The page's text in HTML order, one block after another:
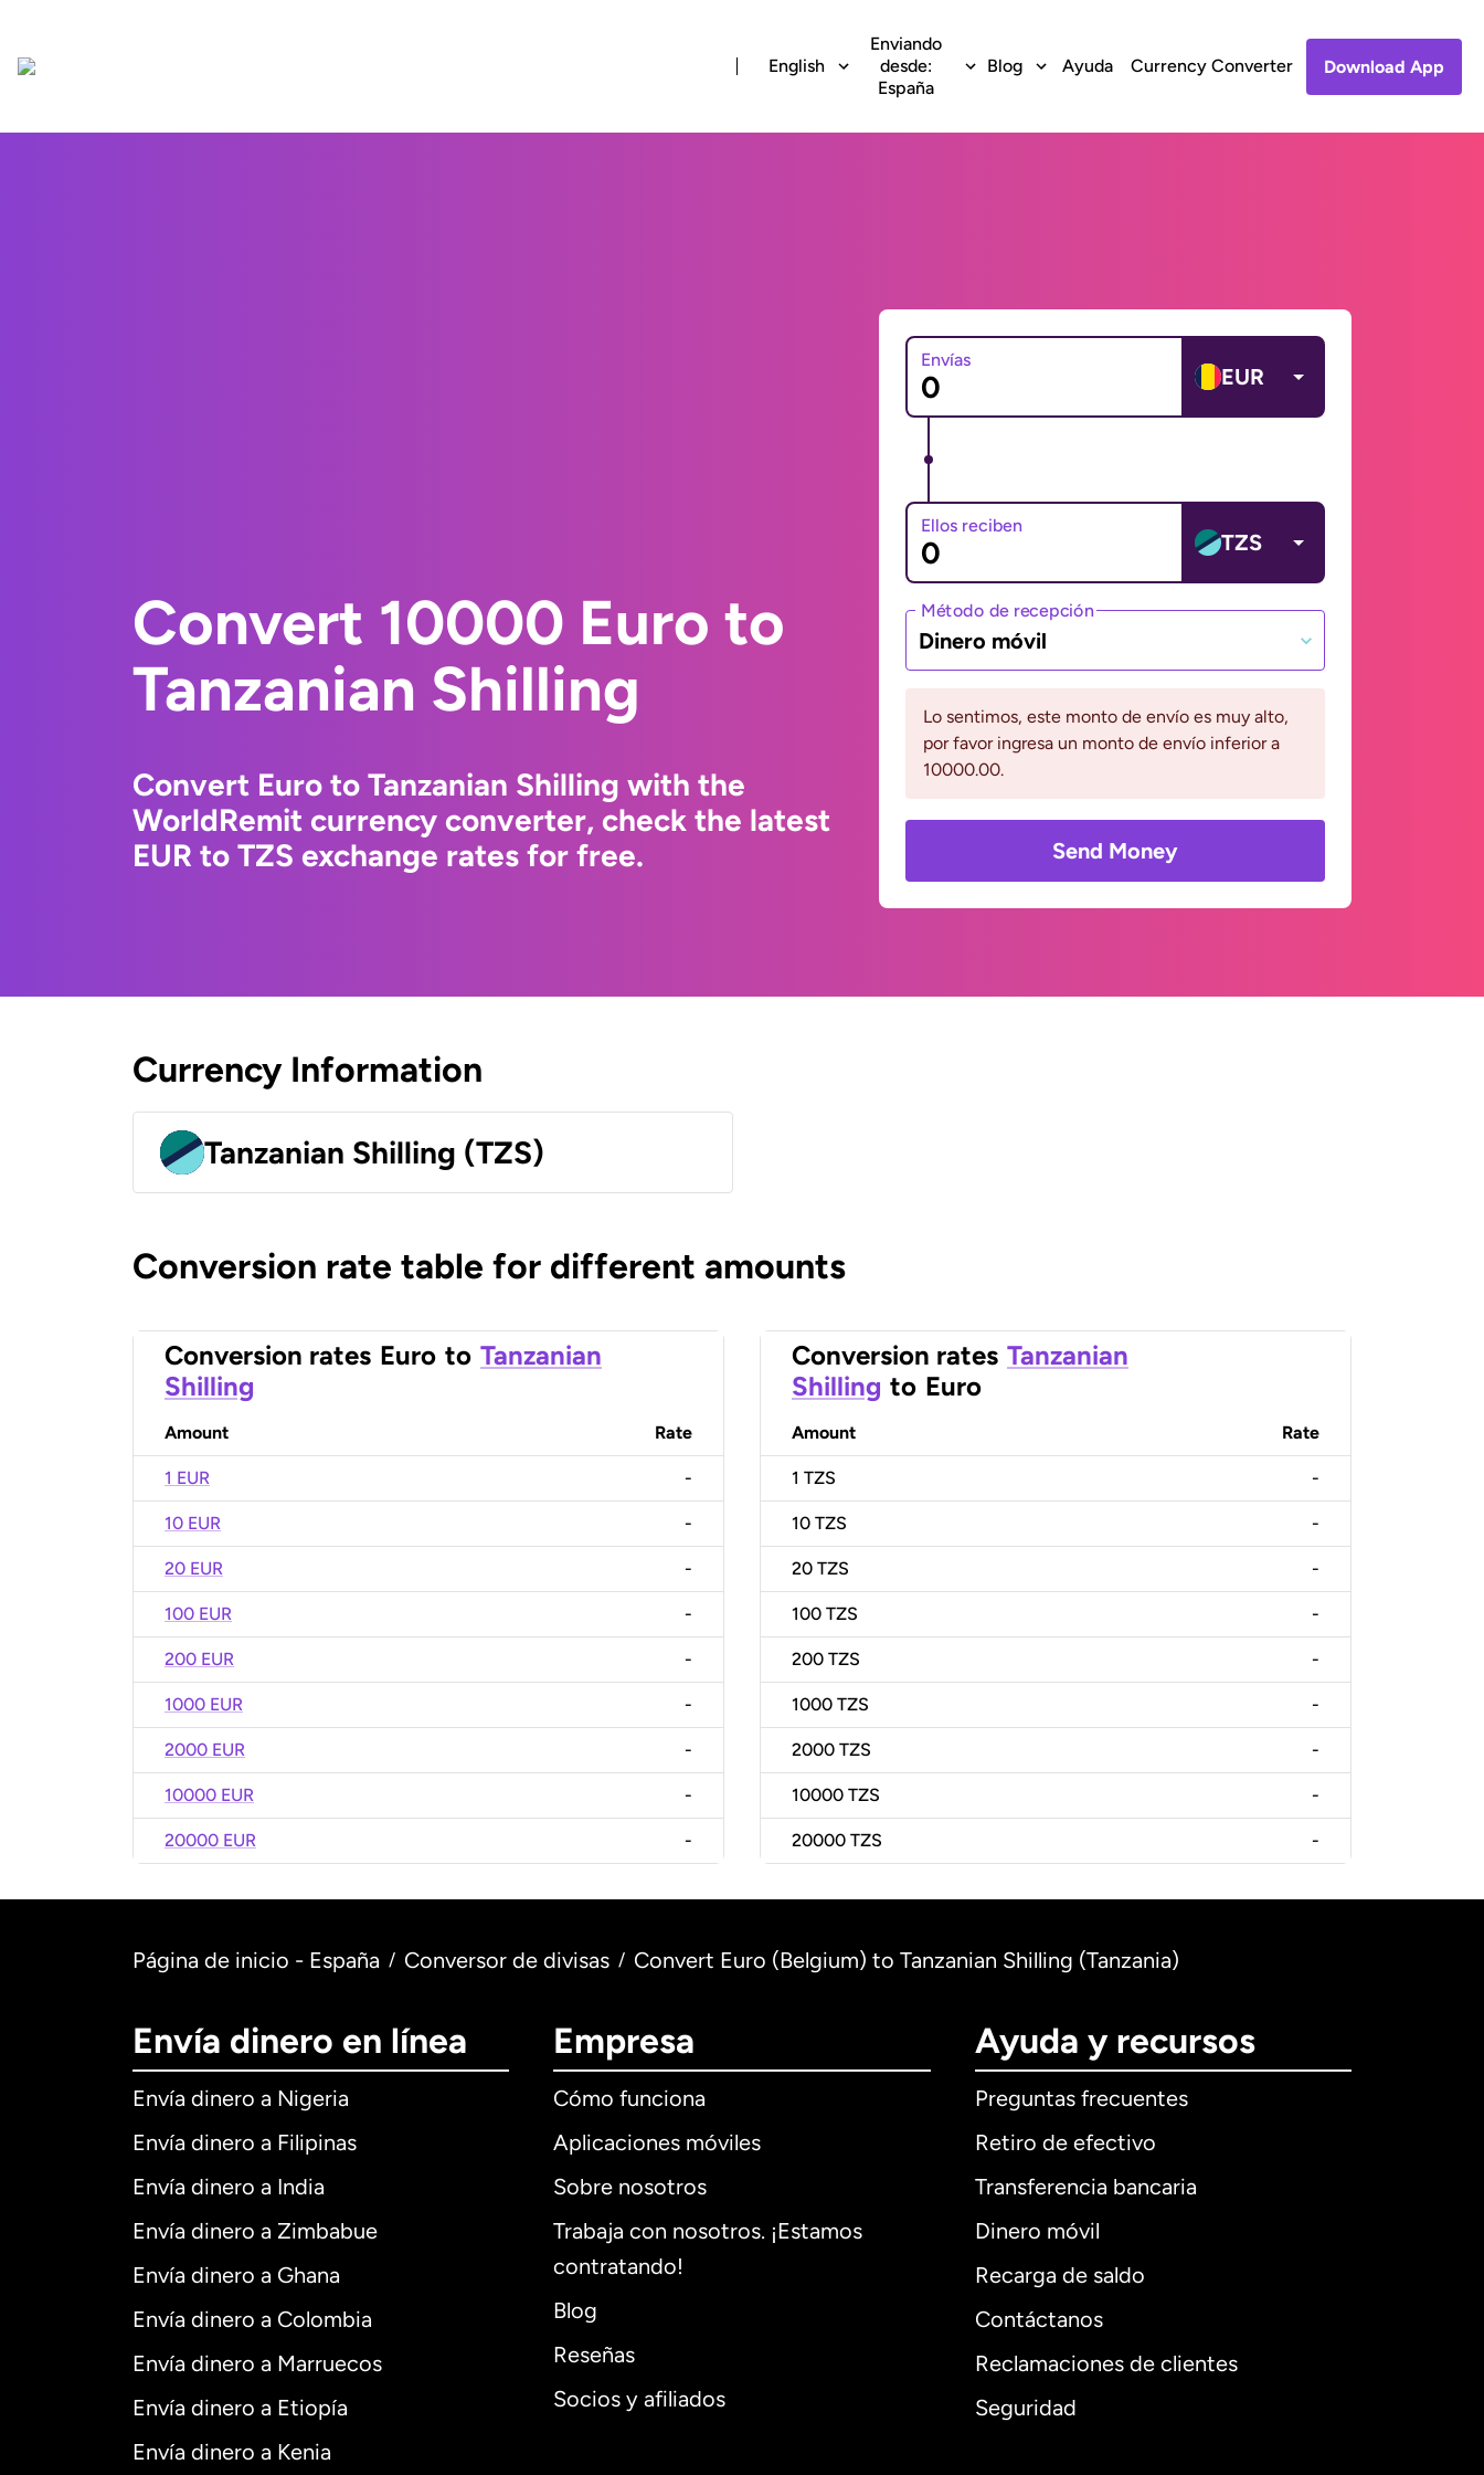
English
Enviando
desde:
España
Blog Ayuda Currency Converter Download App
Convert 10000 Euro to
Tanzanian Shilling
Convert Euro to Tanzanian Shilling with the
WorldRemit currency converter, check the latest
EUR to TZS exchange rates for free.
Envías
EUR
Ellos reciben
TZS
Método de recepción
Dinero móvil
Lo sentimos, este monto de envío es muy alto,
por favor ingresa un monto de envío inferior a
10000.00.
Send Money
Currency Information
Tanzanian Shilling (TZS)
Conversion rate table for different amounts
Conversion rates Euro to Tanzanian
Shilling
Amount Rate
1 EUR -
10 EUR -
20 EUR -
100 EUR -
200 EUR -
1000 EUR -
2000 EUR -
10000 EUR -
20000 EUR -
Conversion rates Tanzanian
Shilling to Euro
Amount Rate
1 TZS -
10 TZS -
20 TZS -
100 TZS -
200 TZS -
1000 TZS -
2000 TZS -
10000 TZS -
20000 TZS -
Página de inicio - España / Conversor de divisas / Convert Euro (Belgium) to Tanzanian Shilling (Tanzania)
Envía dinero en línea
Envía dinero a Nigeria
Envía dinero a Filipinas
Envía dinero a India
Envía dinero a Zimbabue
Envía dinero a Ghana
Envía dinero a Colombia
Envía dinero a Marruecos
Envía dinero a Etiopía
Envía dinero a Kenia
Empresa
Cómo funciona
Aplicaciones móviles
Sobre nosotros
Trabaja con nosotros. ¡Estamos
contratando!
Blog
Reseñas
Socios y afiliados
Ayuda y recursos
Preguntas frecuentes
Retiro de efectivo
Transferencia bancaria
Dinero móvil
Recarga de saldo
Contáctanos
Reclamaciones de clientes
Seguridad